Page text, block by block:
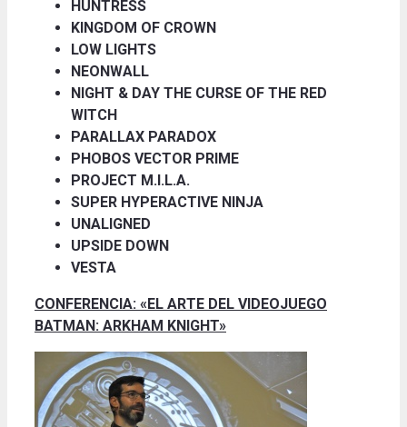
HUNTRESS
KINGDOM OF CROWN
LOW LIGHTS
NEONWALL
NIGHT & DAY THE CURSE OF THE RED
WITCH
PARALLAX PARADOX
PHOBOS VECTOR PRIME
PROJECT M.I.L.A.
SUPER HYPERACTIVE NINJA
UNALIGNED
UPSIDE DOWN
VESTA
CONFERENCIA: «EL ARTE DEL VIDEOJUEGO
BATMAN: ARKHAM KNIGHT»